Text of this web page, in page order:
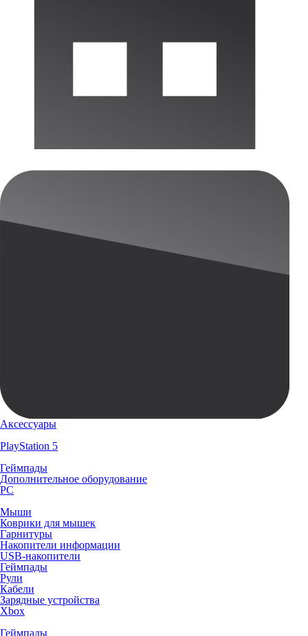
Аксессуары
PlayStation 5
Геймпады
Дополнительное оборудование
PC
Мыши
Коврики для мышек
Гарнитуры
Накопители информации
USB-накопители
Геймпады
Рули
Кабели
Зарядные устройства
Xbox
Геймпады